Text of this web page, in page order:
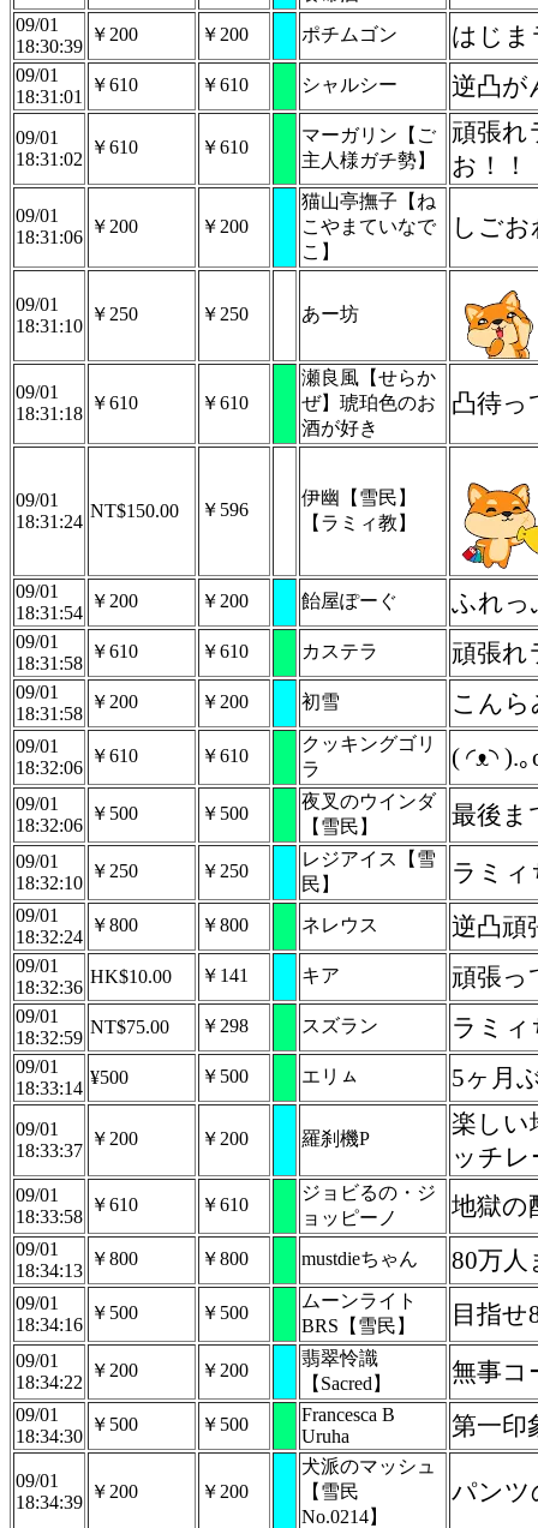
09/01
18:30:39
￥200 ￥200 ポチムゴン はじま
09/01
18:31:01
￥610 ￥610 シャルシー 逆凸が
09/01
18:31:02
￥610 ￥610
マーガリン【ご
主人様ガチ勢】
頑張れ
お！！
09/01
18:31:06
￥200 ￥200
猫山亭撫子【ね
こやまていなで
こ】
しご
09/01
18:31:10
￥250 ￥250 あー坊
09/01
18:31:18
￥610 ￥610
瀬良風【せらか
ぜ】琥珀色のお
酒が好き
凸待っ
09/01
18:31:24
NT$150.00 ￥596
伊幽【雪民】
【ラミィ教】
09/01
18:31:54
￥200 ￥200 飴屋ぽーぐ ふれっ
09/01
18:31:58
￥610 ￥610 カステラ 頑張れ
09/01
18:31:58
￥200 ￥200 初雪 こん
09/01
18:32:06
￥610 ￥610
クッキングゴリ
ラ
( ◜ᴥ◝
09/01
18:32:06
￥500 ￥500
夜叉のウインダ
【雪民】
最後ま
09/01
18:32:10
￥250 ￥250
レジアイス【雪
民】
ラミ
09/01
18:32:24
￥800 ￥800 ネレウス 逆凸頑
09/01
18:32:36
HK$10.00 ￥141 キア 頑張っ
09/01
18:32:59
NT$75.00 ￥298 スズラン ラミ
09/01
18:33:14
¥500 ￥500 エリㇺ 5ヶ月
09/01
18:33:37
￥200 ￥200 羅刹機P
楽し
ッチ
09/01
18:33:58
￥610 ￥610
ジョビるの・ジ
ョッピーノ
地獄
09/01
18:34:13
￥800 ￥800 mustdieちゃん 80万人
09/01
18:34:16
￥500 ￥500
ムーンライト
BRS【雪民】
目指せ
09/01
18:34:22
￥200 ￥200
翡翠怜識
【Sacred】
無事コ
09/01
18:34:30
￥500 ￥500
Francesca B
Uruha
第一印
09/01
18:34:39
￥200 ￥200
犬派のマッシュ
【雪民
No.0214】
パンツ